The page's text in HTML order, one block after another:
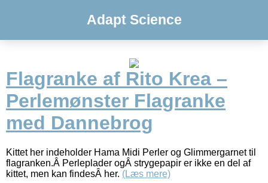
Adapt Science
Flagranke af Rito Krea –
Perlemønster Flagranke
med Dannebrog
Kittet her indeholder Hama Midi Perler og Glimmergarnet til
flagranken.Â Perleplader ogÂ strygepapir er ikke en del af
kittet, men kan findesÂ her. (Læs mere)